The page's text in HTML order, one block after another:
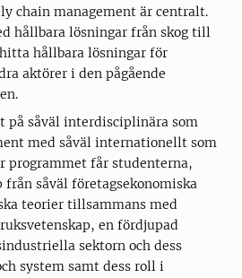
chain management är centralt.
hållbara lösningar från skog till
hållbara lösningar för
aktörer i den pågående
på såväl interdisciplinära som
med såväl internationellt som
programmet får studenterna,
såväl företagsekonomiska
teorier tillsammans med
en fördjupad
sektorn och dess
system samt dess roll i